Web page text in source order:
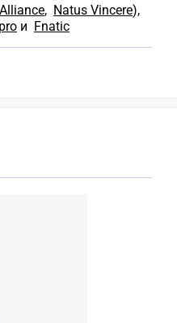
, Natus Vincere),
и Fnatic